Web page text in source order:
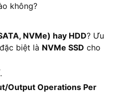
không?
NVMe) hay HDD? Ưu
biệt là NVMe SSD cho
Output Operations Per